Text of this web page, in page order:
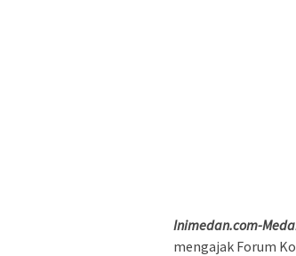
Inimedan.com-
mengajak Forum